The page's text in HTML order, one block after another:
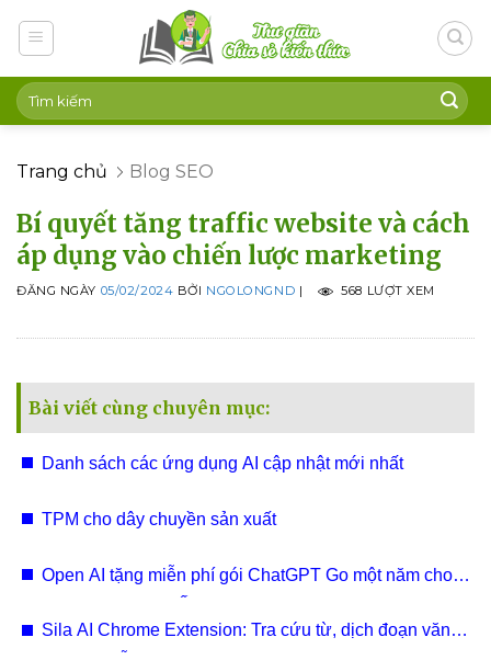
Trang chủ Blog SEO
Bí quyết tăng traffic website và cách
áp dụng vào chiến lược marketing
ĐĂNG NGÀY 05/02/2024 BỞI NGOLONGND | 568 LƯỢT XEM
Bài viết cùng chuyên mục:
Danh sách các ứng dụng AI cập nhật mới nhất
TPM cho dây chuyền sản xuất
Open AI tặng miễn phí gói ChatGPT Go một năm cho
Sila AI Chrome Extension: Tra cứu từ, dịch đoạn văn